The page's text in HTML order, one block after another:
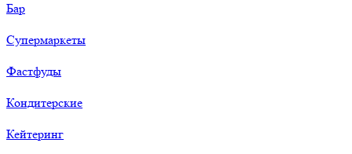
Бар
Супермаркеты
Фастфуды
Кондитерские
Кейтеринг